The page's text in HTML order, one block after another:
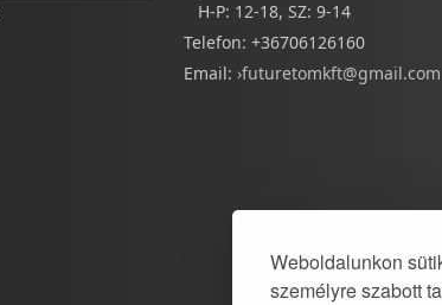
Weboldalunkon
személyre szabott
H-P: 12-18, SZ: 9-14
Telefon: +36706126160
Email: ›futuretomkft@gmail.com